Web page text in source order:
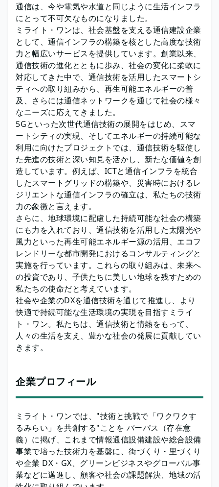
通信は、今や電気や水道と同じように生活インフラ
にとって不可欠なものになりました。
ミライト・ワンは、社会基盤を支える通信建設企業
として、通信インフラの構築を核とした高度な技術
力と幅広いサービスを提供しています。創業以来、
通信技術の進化とともに歩み、社会の変化に柔軟に
対応してきた中で、通信技術を活用したスマートシ
ティへの取り組みから、再生可能エネルギーの普
及、さらには通信ネットワークを通じて社会の様々
なニーズに応えてきました。
5Gといった次世代通信技術の展開をはじめ、スマ
ートシティの実現、そしてエネルギーの持続可能な
利用に向けたプロジェクトでは、通信技術を駆使し
た先進の技術と深い知見を活かし、新たな価値を創
造しています。例えば、ICTと通信インフラを統合
したスマートグリッドの構築や、災害時におけるレ
ジリエントな通信インフラの確立は、私たちの技術
力の象徴と言えます。
さらに、地球環境に配慮した持続可能な社会の構築
にも力を入れており、通信技術を活用した太陽光や
風力といった再生可能エネルギー源の活用、エコフ
レンドリーな都市開発におけるコンサルティングと
実施を行っています。これらの取り組みは、未来へ
の投資であり、子供たちに美しい地球を残すための
私たちの使命だと考えています。
社会や企業のDXを通信技術を通じて推進し、より
快適で持続可能な生活環境の実現を目指すミライ
ト・ワン。私たちは、通信技術と情熱をもって、
人々の生活を支え、豊かな社会の発展に貢献してい
きます。
企業プロフィール
ミライト・ワンでは、"技術と挑戦で「ワクワクす
るみらい」を共創する"ことを パーパス（存在意
義）に掲げ、これまで情報通信設備建設や総合設備
事業で培った技術力を基盤に、街づくり・里づくり
や企業 DX・GX、グリーンビジネスやグローバル事
業などに邁進し、顧客や社会の課題解決、地域の活